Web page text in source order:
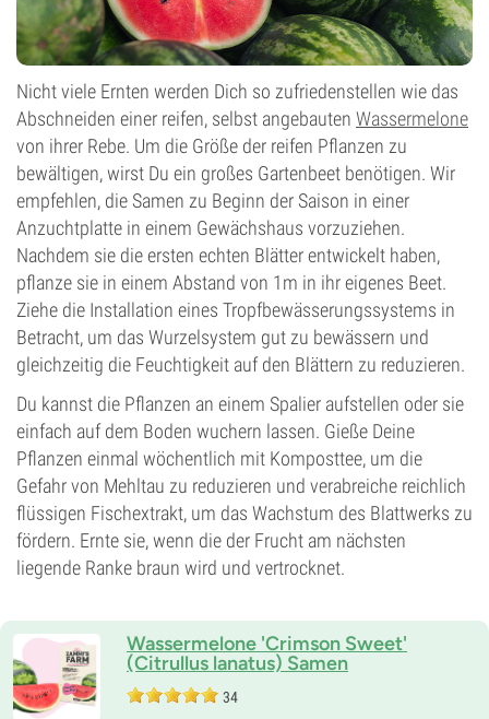
Nicht viele Ernten werden Dich so zufriedenstellen wie das
Abschneiden einer reifen, selbst angebauten Wassermelone
von ihrer Rebe. Um die Größe der reifen Pflanzen zu
bewältigen, wirst Du ein großes Gartenbeet benötigen. Wir
empfehlen, die Samen zu Beginn der Saison in einer
Anzuchtplatte in einem Gewächshaus vorzuziehen.
Nachdem sie die ersten echten Blätter entwickelt haben,
pflanze sie in einem Abstand von 1m in ihr eigenes Beet.
Ziehe die Installation eines Tropfbewässerungssystems in
Betracht, um das Wurzelsystem gut zu bewässern und
gleichzeitig die Feuchtigkeit auf den Blättern zu reduzieren.
Du kannst die Pflanzen an einem Spalier aufstellen oder sie
einfach auf dem Boden wuchern lassen. Gieße Deine
Pflanzen einmal wöchentlich mit Komposttee, um die
Gefahr von Mehltau zu reduzieren und verabreiche reichlich
flüssigen Fischextrakt, um das Wachstum des Blattwerks zu
fördern. Ernte sie, wenn die der Frucht am nächsten
liegende Ranke braun wird und vertrocknet.
Wassermelone 'Crimson Sweet'
(Citrullus lanatus) Samen
34